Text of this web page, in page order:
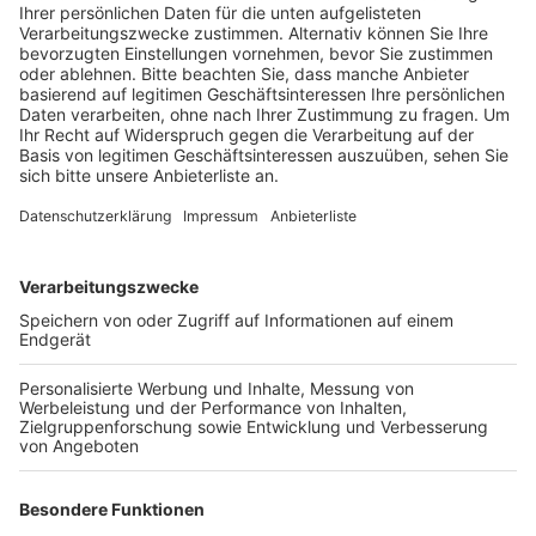
Veröffentlicht:Freitag, 28.06.2024 14:19
Anzeige
Erhöhung beantragt und mit dem erneut gestiegenen
Rhein-Erft-Kreises und den Kreistag aber nicht
überzeugt. Denn die letzte Erhöhung der Taxitarife vor
zwei Jahren sei sehr großzügig ausgefallen, heißt es.
Die darin berücksichtigten starken Anstiege bei den
Kraftstoffkosten und der Inflationsrate seien sehr viel
geringer ausgefallen bzw. sogar rückläufig. Die
Politiker und der Kreis gehen deshalb davon aus, dass
gestiegenen Mindestlohn auffangen können, zumal die